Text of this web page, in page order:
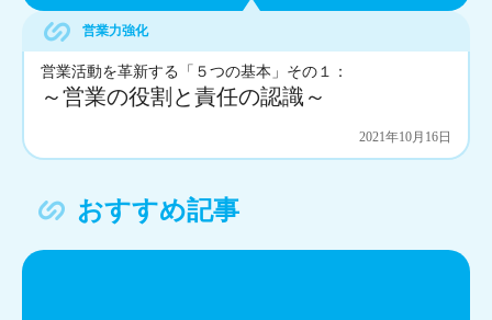
営業力強化
営業活動を革新する「５つの基本」その１：
～営業の役割と責任の認識～
2021年10月16日
おすすめ記事